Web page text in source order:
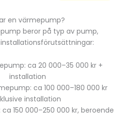
en värmepump?
beror på typ av pump,
ca 20 000–35 000 kr +
installation
ca 100 000–180 000 kr
installation
150 000–250 000 kr, beroende